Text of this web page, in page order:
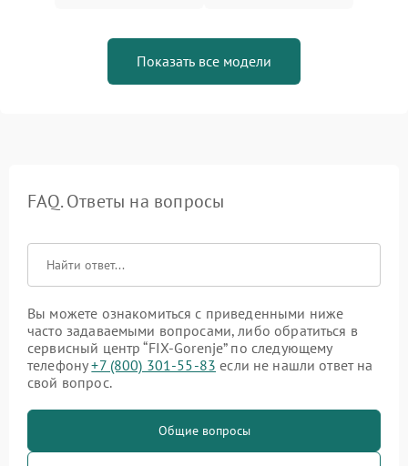
Показать все модели
FAQ. Ответы на вопросы
Вы можете ознакомиться с приведенными ниже
часто задаваемыми вопросами, либо обратиться в
сервисный центр “FIX-Gorenje” по следующему
телефону+7 (800) 301-55-83 если не нашли ответ на
свой вопрос.
Общие вопросы